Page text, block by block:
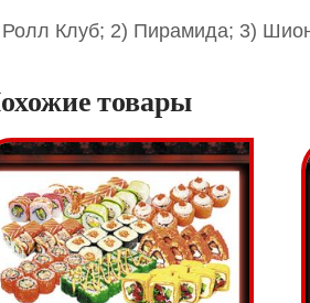
Ролл Клуб; 2) Пирамида; 3)
товары